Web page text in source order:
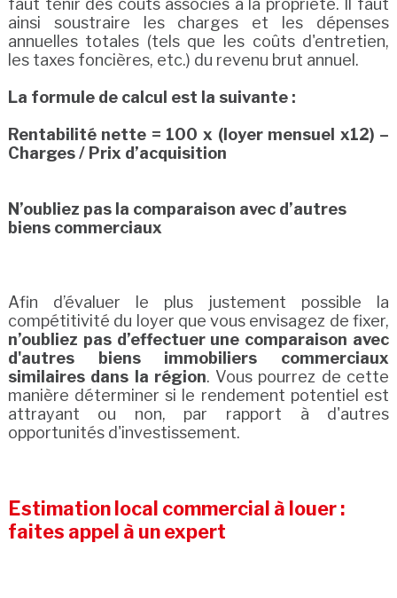
faut tenir des coûts associés à la propriété. Il faut
ainsi soustraire les charges et les dépenses
annuelles totales (tels que les coûts d'entretien,
les taxes foncières, etc.) du revenu brut annuel.
La formule de calcul est la suivante :
Rentabilité nette = 100 x (loyer mensuel x12) –
Charges / Prix d’acquisition
N’oubliez pas la comparaison avec d’autres
biens commerciaux
Afin d’évaluer le plus justement possible la
compétitivité du loyer que vous envisagez de fixer,
n’oubliez pas d’effectuer une comparaison avec
d'autres biens immobiliers commerciaux
similaires dans la région. Vous pourrez de cette
manière déterminer si le rendement potentiel est
attrayant ou non, par rapport à d'autres
opportunités d'investissement.
Estimation local commercial à louer :
faites appel à un expert